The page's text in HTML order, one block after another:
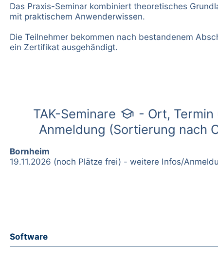
Das Praxis-Seminar kombiniert theoretisches
mit praktischem Anwenderwissen.
Die Teilnehmer bekommen nach bestandenem
ein Zertifikat ausgehändigt.
TAK-Seminare school - Ort, Termin
Anmeldung (Sortierung nach
Bornheim
19.11.2026 (noch Plätze frei) - weitere Infos/
Software